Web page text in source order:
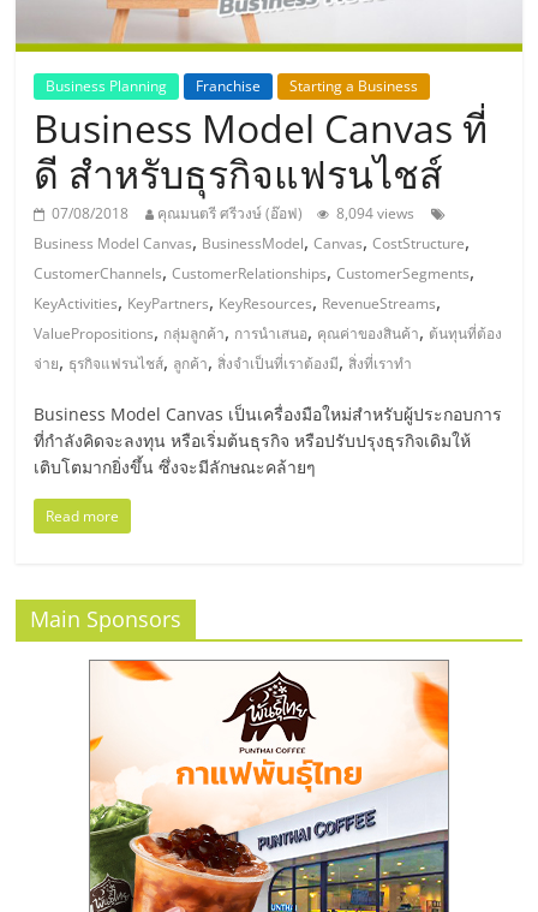
ธุรกิจ
เอ
ส
เอ็
มอี
ไทย,
SMEs,
แฟ
รน
ไชส์,
ปรึกษา
แฟ
Business Planning Franchise Starting a Business
Business Model Canvas ที่
ดี สำหรับธุรกิจแฟรนไชส์
07/08/2018 คุณมนตรี ศรีวงษ์ (อ๊อฟ)
8,094 views
Business Model Canvas, BusinessModel,Canvas,CostStructure,
CustomerChannels,CustomerRelationships,CustomerSegments,
KeyActivities, KeyPartners, KeyResources, RevenueStreams,
ValuePropositions, กลุ่มลูกค้า, การนำเสนอ, คุณค่าของสินค้า, ต้นทุนที่ต้อง
จ่าย, ธุรกิจแฟรนไชส์, ลูกค้า,สิ่งจำเป็นที่เราต้องมี,สิ่งที่เราทำ
Business Model Canvas เป็นเครื่องมือใหม่สำหรับผู้ประกอบการ
ที่กำลังคิดจะลงทุน หรือเริ่มต้นธุรกิจ หรือปรับปรุงธุรกิจเดิมให้
เติบโตมากยิ่งขึ้น ซึ่งจะมีลักษณะคล้ายๆ
Read more
Main Sponsors